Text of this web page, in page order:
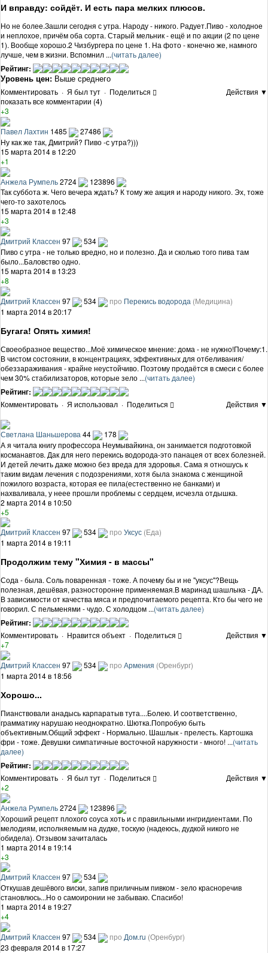
И вправду: сойдёт. И есть пара мелких плюсов.
Но не более.Зашли сегодня с утра. Народу - никого. Радует.Пиво - холодное
и неплохое, причём оба сорта. Старый мельник - ещё и по акции (2 по цене
1). Вообще хорошо.2 Чизбургера по цене 1. На фото - конечно же, намного
лучше, чем в жизни. Вспомнил ...(читать далее)
Рейтинг:
Уровень цен: Выше среднего
Комментировать · Я был тут · Поделиться
Действия ▼
показать все комментарии (4)
+3
Павел Лахтин 1485
27486
Ну как же так, Дмитрий? Пиво -с утра?)))
15 марта 2014 в 12:20
+1
Анжела Румпель2724
123896
Так суббота ж. Чего вечера ждать? К тому же акция и народу никого. Эх, тоже
чего-то захотелось
15 марта 2014 в 12:48
+3
Дмитрий Классен 97
534
Пиво с утра - не только вредно, но и полезно. Да и сколько того пива там
было...Баловство одно.
15 марта 2014 в 13:23
+8
Дмитрий Классен 97 534 про Перекись водорода (Медицина)
1 марта 2014 в 20:17
Бугага! Опять химия!
Своеобразное вещество...Моё химическое мнение: дома - не нужно!Почему:1.
В чистом состоянии, в концентрациях, эффективных для отбеливания/
обеззараживания - крайне неустойчиво. Поэтому продаётся в смеси с более
чем 30% стабилизаторов, которые зело ...(читать далее)
Рейтинг:
Комментировать · Я использовал · Поделиться Действия ▼
Светлана Шаньшерова 44
178
А я читала книгу профессора Неумывайкина, он занимается подготовкой
косманавтов. Дак для него перекись водорода-это панацея от всех болезней.
И детей лечить даже можно без вреда для здоровья. Сама я отношусь к
таким видам лечения с подозрениями, хотя была знакома с женщиной
пожилого возраста, которая ее пила(естественно не банками) и
нахваливала, у неее прошли проблемы с сердцем, исчезла отдышка.
2 марта 2014 в 10:50
+5
Дмитрий Классен 97 534 про Уксус (Еда)
1 марта 2014 в 19:11
Продолжим тему "Химия - в массы"
Сода - была. Соль поваренная - тоже. А почему бы и не "уксус"?Вещь
полезная, дешёвая, разносторонне применяемая.В маринад шашлыка - ДА.
В зависимости от качества мяса и предпочитаемого рецепта. Кто бы чего не
говорил. С пельменями - чудо. С холодцом ...(читать далее)
Рейтинг:
Комментировать · Нравится объект · Поделиться
Действия ▼
+7
Дмитрий Классен 97 534 про Армения (Оренбург)
1 марта 2014 в 18:56
Хорошо...
Пианствовали анадысь карпаратыв тута....Болею. И соответственно,
грамматику нарушаю неоднократно. Шютка.Попробую быть
объективным.Общий эффект - Нормально. Шашлык - прелесть. Картошка
фри - тоже. Девушки симпатичные восточной наружности - много! ...(читать
далее)
Рейтинг:
Комментировать · Я был тут · Поделиться
Действия ▼
+2
Анжела Румпель2724
123896
Хороший рецепт плохого соуса хоть и с правильными ингридиентами. По
мелодиям, исполняемым на дудке, тоскую (надеюсь, дудкой никого не
обидела). Отзывом зачиталась
1 марта 2014 в 19:14
+3
Дмитрий Классен 97
534
Откушав дешёвого виски, запив приличным пивком - зело красноречив
становлюсь...Но о самоиронии не забываю. Спасибо!
1 марта 2014 в 19:27
+4
Дмитрий Классен 97 534 про Дом.ru (Оренбург)
23 февраля 2014 в 17:27